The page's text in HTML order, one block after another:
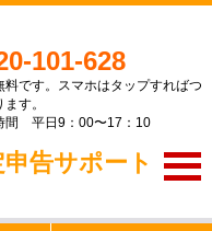
101-628
料です。スマホはタップすればつ
す。
間 平日9：00〜17：10
告サポート